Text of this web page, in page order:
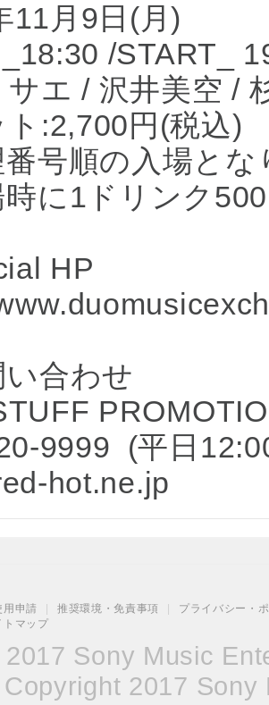
11月9日(月)
/START_
サエ / 沢井美空 /
:2,700円(税込)
号順の入場とな
に1ドリンク
HP
合わせ
9999 (平日
hot.ne.jp
用申請 推奨環境・免責事項
プライバシー・
トマップ
Sony Music
2017